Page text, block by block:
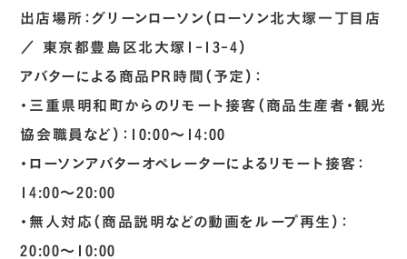
出店場所：グリーンローソン（ローソン北大塚一丁目店
／ 東京都豊島区北大塚1-13-4）
アバターによる商品PR時間（予定）：
・三重県明和町からのリモート接客（商品生産者・観光
協会職員など）：10:00〜14:00
・ローソンアバターオペレーターによるリモート接客：
14:00〜20:00
・無人対応（商品説明などの動画をループ再生）：
20:00～10:00